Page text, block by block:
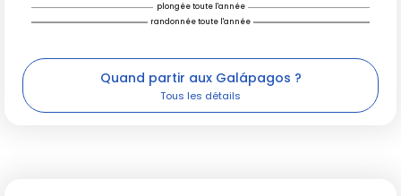
plongée toute l'année
randonnée toute l'année
Quand partir aux Galápagos ?